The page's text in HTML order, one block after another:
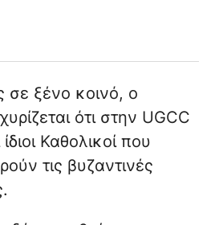
σε ξένο κοινό, ο
ότι στην UGCC
Καθολικοί που
τις βυζαντινές